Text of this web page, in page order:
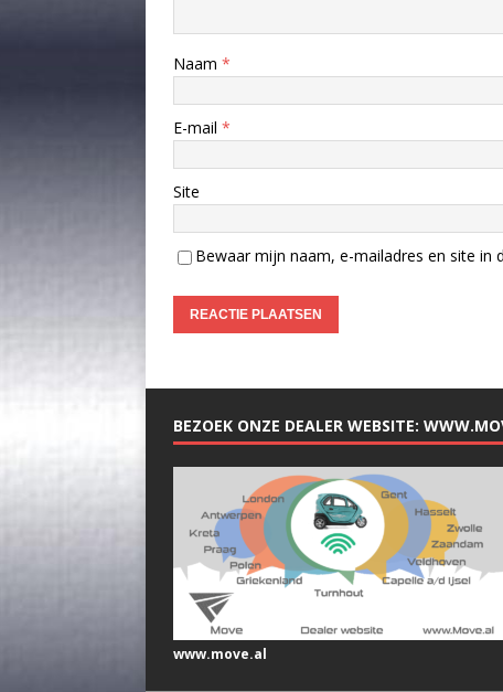
Naam *
E-mail *
Site
Bewaar mijn naam, e-mailadres en site in
BEZOEK ONZE DEALER WEBSITE:
www.move.al